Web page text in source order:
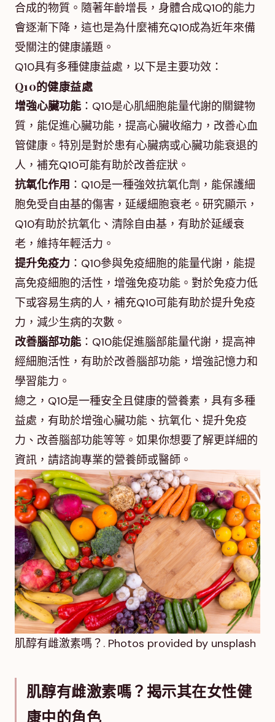
合成的物質。隨著年齡增長，身體合成Q10的能力
會逐漸下降，這也是為什麼補充Q10成為近年來備
受關注的健康議題。
Q10具有多種健康益處，以下是主要功效：
Q10的健康益處
增強心臟功能 ：Q10是心肌細胞能量代謝的關鍵物
質，能促進心臟功能，提高心臟收縮力，改善心血
管健康。特別是對於患有心臟病或心臟功能衰退的
人，補充Q10可能有助於改善症狀。
抗氧化作用 ：Q10是一種強效抗氧化劑，能保護細
胞免受自由基的傷害，延緩細胞衰老。研究顯示，
Q10有助於抗氧化、清除自由基，有助於延緩衰
老，維持年輕活力。
提升免疫力 ：Q10參與免疫細胞的能量代謝，能提
高免疫細胞的活性，增強免疫功能。對於免疫力低
下或容易生病的人，補充Q10可能有助於提升免疫
力，減少生病的次數。
改善腦部功能 ：Q10能促進腦部能量代謝，提高神
經細胞活性，有助於改善腦部功能，增強記憶力和
學習能力。
總之，Q10是一種安全且健康的營養素，具有多種
益處，有助於增強心臟功能、抗氧化、提升免疫
力、改善腦部功能等等。如果你想要了解更詳細的
資訊，請諮詢專業的營養師或醫師。
肌醇有雌激素嗎？. Photos provided by unsplash
肌醇有雌激素嗎？揭示其在女性健
康中的角色